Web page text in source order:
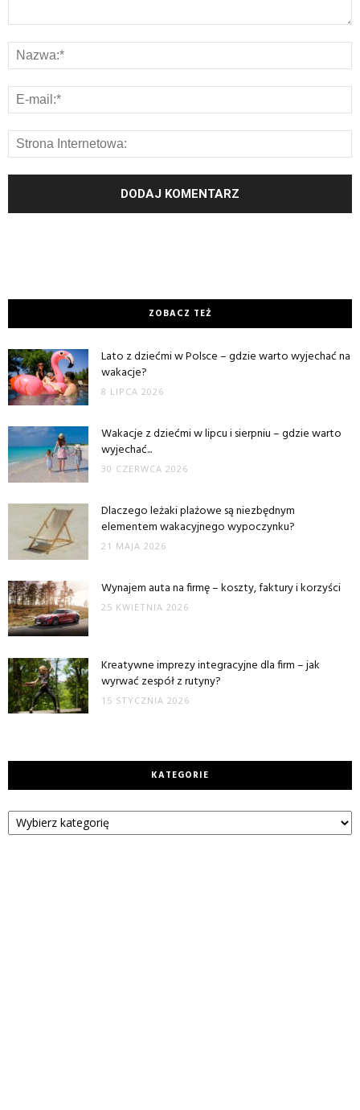
ZOBACZ TEŻ
Lato z dziećmi w Polsce – gdzie warto wyjechać na
wakacje?
8 LIPCA 2026
Wakacje z dziećmi w lipcu i sierpniu – gdzie warto
wyjechać...
30 CZERWCA 2026
Dlaczego leżaki plażowe są niezbędnym
elementem wakacyjnego wypoczynku?
21 MAJA 2026
Wynajem auta na firmę – koszty, faktury i korzyści
25 KWIETNIA 2026
Kreatywne imprezy integracyjne dla firm – jak
wyrwać zespół z rutyny?
15 STYCZNIA 2026
KATEGORIE
Kategorie